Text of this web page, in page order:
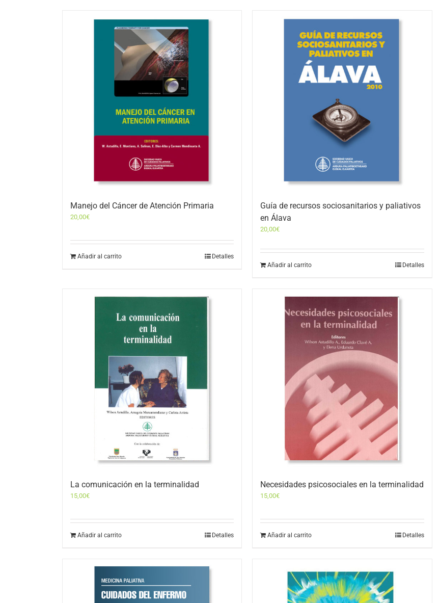
Manejo del Cáncer de Atención Primaria
20,00€
Añadir al carrito Detalles
Guía de recursos sociosanitarios y paliativos
en Álava
20,00€
Añadir al carrito Detalles
La comunicación en la terminalidad
15,00€
Añadir al carrito Detalles
Necesidades psicosociales en la terminalidad
15,00€
Añadir al carrito Detalles